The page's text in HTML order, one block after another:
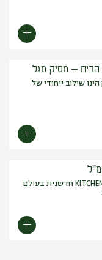
– מסיק מגל
שילוב ייחודי של
קולקציית הריחות של KITCHENEAT חדשנית בעולם